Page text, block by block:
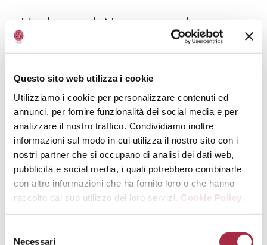
Questo sito web utilizza i cookie
Utilizziamo i cookie per personalizzare contenuti ed
annunci, per fornire funzionalità dei social media e per
analizzare il nostro traffico. Condividiamo inoltre
informazioni sul modo in cui utilizza il nostro sito con i
nostri partner che si occupano di analisi dei dati web,
pubblicità e social media, i quali potrebbero combinarle
con altre informazioni che ha fornito loro o che hanno
raccolto dal suo utilizzo dei loro servizi. Cookie Policy.
Necessari
L’indagine di Nomisma evidenzia
come, nonostante l’aumento dei
prezzi legato ai dazi sia stato
degli acquirenti, meno del 10% abbia
sostituito i prodotti italiani con
alternative di altra provenienza. Un
dato che conferma la solidità della
reputazione costruita dal Made in
Italy sul mercato statunitense.
Se si guarda nello specifico all’Aceto
Balsamico di Modena IGP, il
principale driver di scelta resta l’alta